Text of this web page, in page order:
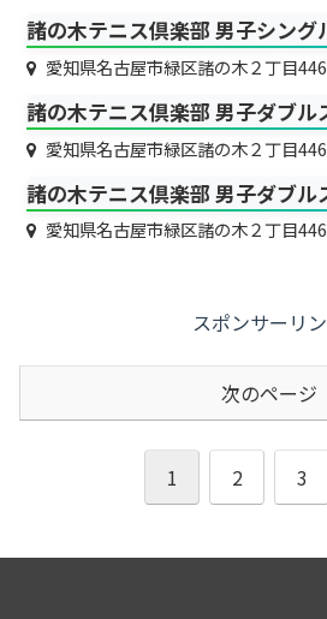
諸の木テニス倶楽部 男子シング
愛知県名古屋市緑区諸の木２丁目446
諸の木テニス倶楽部 男子ダブル
愛知県名古屋市緑区諸の木２丁目446
諸の木テニス倶楽部 男子ダブル
愛知県名古屋市緑区諸の木２丁目446
スポンサーリ
次のページ
1 2 3